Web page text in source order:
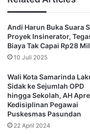
menggunakan APBD,”
Andi Harun
tersebut ia
masih menggunakan
Atas dasar itu, ia sudah
berkoordinasi dengan
pemasangan booster air.
Andi Harun Buka Suara
Proyek Insinerator,
Biaya Tak Capai Rp28
10 Juli 2025
Wali Kota Samarinda
Sidak ke Sejumlah OPD
hingga Sekolah, AH
Kedisiplinan Pegawai
Puskesmas Pasundan
22 April 2024